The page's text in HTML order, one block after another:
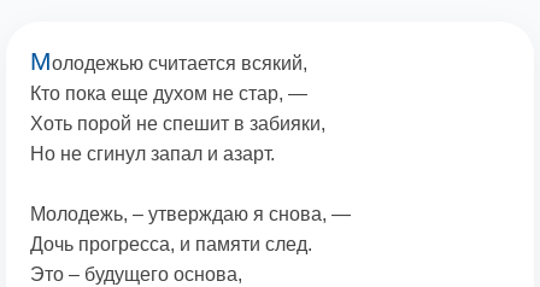
Молодежью считается всякий,
Кто пока еще духом не стар, —
Хоть порой не спешит в забияки,
Но не сгинул запал и азарт.
Молодежь, – утверждаю я снова, —
Дочь прогресса, и памяти след.
Это – будущего основа,